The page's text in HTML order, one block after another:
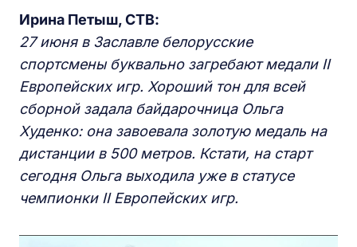
Ирина Петыш, СТВ:
27 июня в Заславле белорусские
спортсмены буквально загребают медали II
Европейских игр. Хороший тон для всей
сборной задала байдарочница Ольга
Худенко: она завоевала золотую медаль на
дистанции в 500 метров. Кстати, на старт
сегодня Ольга выходила уже в статусе
чемпионки II Европейских игр.